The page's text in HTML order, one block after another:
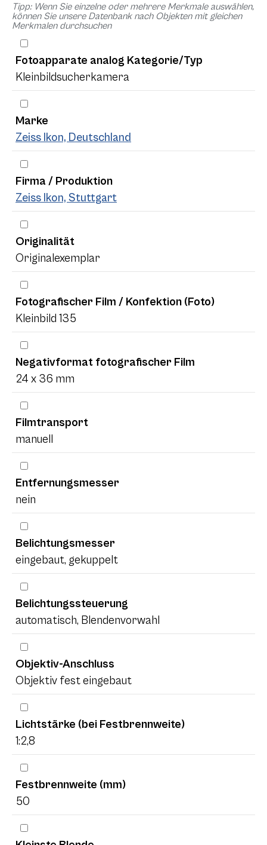
Tipp: Wenn Sie einzelne oder mehrere Merkmale auswählen,
können Sie unsere Datenbank nach Objekten mit gleichen
Merkmalen durchsuchen
Fotoapparate analog Kategorie/Typ
Kleinbildsucherkamera
Marke
Zeiss Ikon, Deutschland
Firma / Produktion
Zeiss Ikon, Stuttgart
Originalität
Originalexemplar
Fotografischer Film / Konfektion (Foto)
Kleinbild 135
Negativformat fotografischer Film
24 x 36 mm
Filmtransport
manuell
Entfernungsmesser
nein
Belichtungsmesser
eingebaut, gekuppelt
Belichtungssteuerung
automatisch, Blendenvorwahl
Objektiv-Anschluss
Objektiv fest eingebaut
Lichtstärke (bei Festbrennweite)
1:2,8
Festbrennweite (mm)
50